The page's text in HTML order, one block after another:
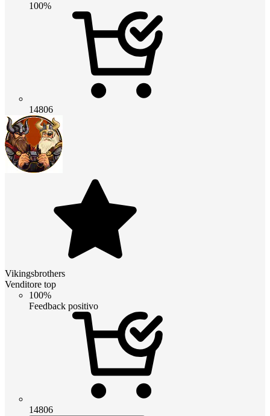
100%
14806
Vikingsbrothers
Venditore top
100%
Feedback positivo
14806